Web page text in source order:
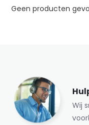
Geen producten
Wij